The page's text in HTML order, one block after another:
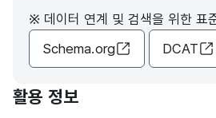
※ 데이터 연계 및 검색을 위한 표
Schema.org
DCAT
활용 정보